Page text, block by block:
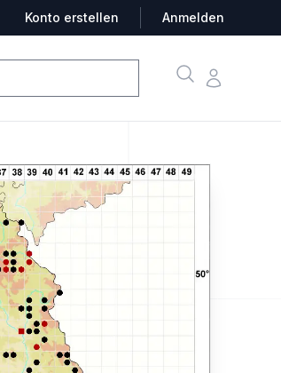
Konto erstellen Anmelden
SucheKonto